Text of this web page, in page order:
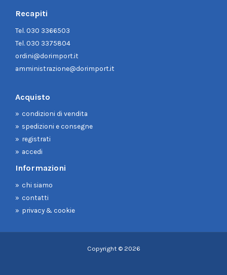
Recapiti
Tel.030 3366503
Tel.030 3375804
ordini@dorimport.it
amministrazione@dorimport.it
Acquisto
condizioni di vendita
spedizioni e consegne
registrati
accedi
Informazioni
chi siamo
contatti
privacy & cookie
Copyright © 2026